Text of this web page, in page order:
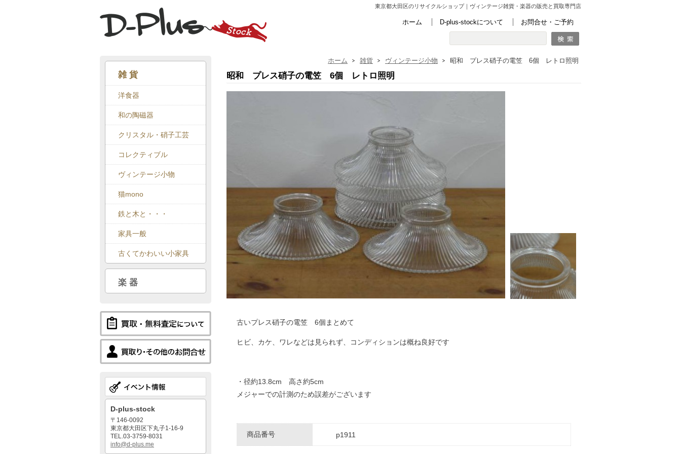
東京都大田区のリサイクルショップ｜ヴィンテージ雑貨・楽器の販売と買取専門店
ホーム D-plus-stockについて お問合せ・ご予約
ホーム 雑貨 ヴィンテージ小物 昭和 プレス硝子の電笠 6個 レトロ照明
昭和 プレス硝子の電笠 6個 レトロ照明
古いプレス硝子の電笠 6個まとめて
ヒビ、カケ、ワレなどは見られず、コンディションは概ね良好です
・径約13.8cm 高さ約5cm
メジャーでの計測のため誤差がございます
商品番号 p1911
雑 貨
洋食器
和の陶磁器
クリスタル・硝子工芸
コレクティブル
ヴィンテージ小物
猫mono
鉄と木と・・・
家具一般
古くてかわいい小家具
楽 器
D-plus-stock
〒146-0092
東京都大田区下丸子1-16-9
TEL.03-3759-8031
info@d-plus.me